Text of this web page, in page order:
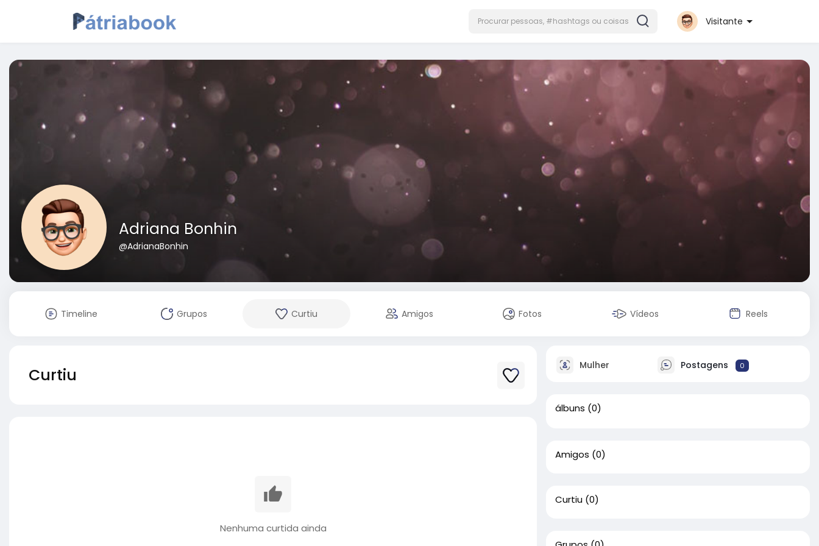
Visitante
Adriana Bonhin
@AdrianaBonhin
Timeline Grupos Curtiu Amigos Fotos Vídeos Reels
Curtiu
Nenhuma curtida ainda
Mulher Postagens 0
álbuns (0)
Amigos (0)
Curtiu (0)